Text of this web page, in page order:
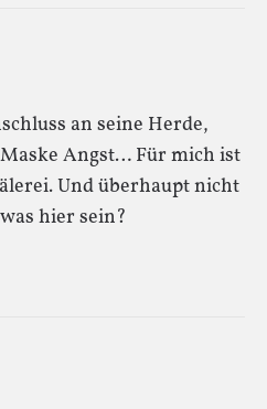
an seine Herde,
Angst… Für mich ist
Und überhaupt nicht
hier sein?